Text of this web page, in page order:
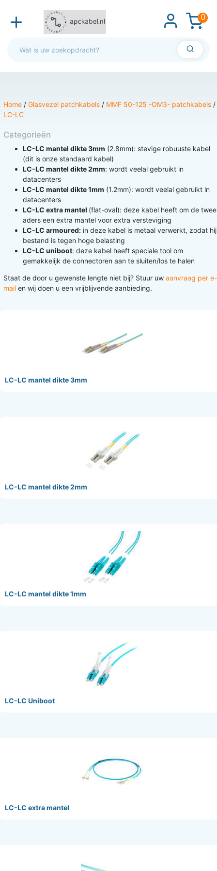
0
Home / Glasvezel patchkabels / MMF 50-125 -OM3- patchkabels /
LC-LC
Categorieën
LC-LC mantel dikte 3mm (2.8mm): stevige robuuste kabel
(dit is onze standaard kabel)
LC-LC mantel dikte 2mm: wordt veelal gebruikt in
datacenters
LC-LC mantel dikte 1mm (1.2mm): wordt veelal gebruikt in
datacenters
LC-LC extra mantel (flat-oval): deze kabel heeft om de twee
aders een extra mantel voor extra versteviging
LC-LC armoured: in deze kabel is metaal verwerkt, zodat hij
bestand is tegen hoge belasting
LC-LC uniboot: deze kabel heeft speciale tool om
gemakkelijk de connectoren aan te sluiten/los te halen
Staat de door u gewenste lengte niet bij? Stuur uw aanvraag per e-
mail en wij doen u een vrijblijvende aanbieding.
LC-LC mantel dikte 3mm
LC-LC mantel dikte 2mm
LC-LC mantel dikte 1mm
LC-LC Uniboot
LC-LC extra mantel